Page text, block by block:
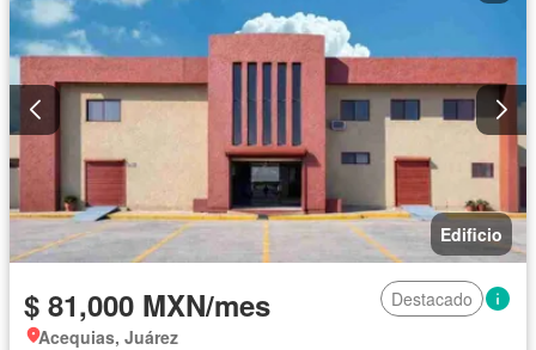
Edificio
$ 81,000 MXN/mes
Destacado
Acequias, Juárez